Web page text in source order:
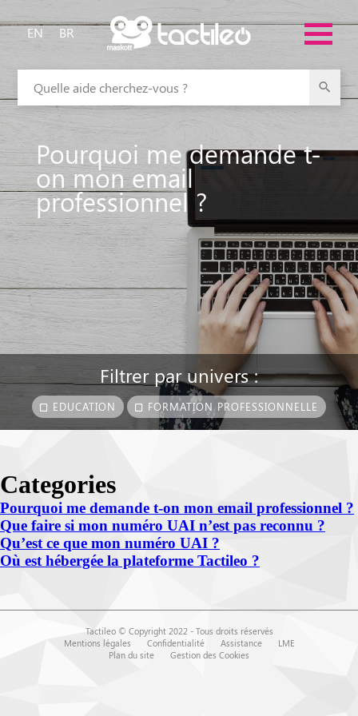
Quelle aide cherchez-vous ?
EN BR
Pourquoi me demande t-
on mon email
professionnel ?
Filtrer par univers :
EDUCATION FORMATION PROFESSIONNELLE
Categories
Pourquoi me demande t-on mon email professionnel ?
Que faire si mon numéro UAI n’est pas reconnu ?
Qu’est ce que mon numéro UAI ?
Où est hébergée la plateforme Tactileo ?
Tactileo © Copyright 2022 - Tous droits réservés
Mentions légales
Confidentialité Assistance
LME
Plan du site
Gestion des Cookies